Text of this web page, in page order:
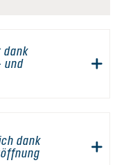
dank
und
dank